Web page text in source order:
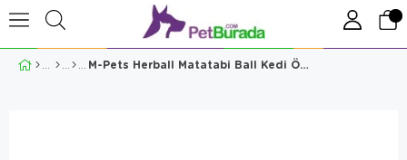
M-Pets Herball Matatabi Ball Kedi Ödülü